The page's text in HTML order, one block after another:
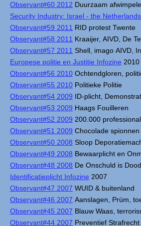
Observant#60 2012 Duurzaam
Security Industry: Israel - the Netherlands
Observant#59 2011 RID protest Twente
Observant#58 2011 Kraaijer, AIVD, De
Observant#57 2011 Shell, imago AIVD,
Europese politie en Justitie Infozine 2010
Observant#56 2010 Ochtendgloren,
Observant#55 2010 Politieke Politie
Observant#54 2009 ID-plicht,
Observant#53 2009 Haags Fouilleren
Observant#52 2009 200.000
Observant#51 2009 Chocolade spionnen
Observant#50 2008 Sloop
Observant#49 2008 Bewaarplicht en
Observant#48 2008 De Onschuld is Dood
Identificatieplicht Infozine 2007
Observant#47 2007 WUID & buitenland
Observant#46 2007 Aanslagen, Prüm,
Observant#45 2007 Blauw Waas,
Observant#44 2007 Preventief Strafrecht